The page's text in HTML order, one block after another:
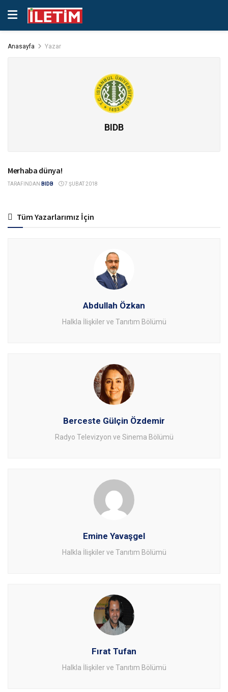
Anasayfa Yazar
BIDB
GENEL
Merhaba dünya!
TARAFINDAN BIDB 7 ŞUBAT 2018
Tüm Yazarlarımız İçin
Abdullah Özkan
Halkla İlişkiler ve Tanıtım Bölümü
Berceste Gülçin Özdemir
Radyo Televizyon ve Sinema Bölümü
Emine Yavaşgel
Halkla İlişkiler ve Tanıtım Bölümü
Fırat Tufan
Halkla İlişkiler ve Tanıtım Bölümü